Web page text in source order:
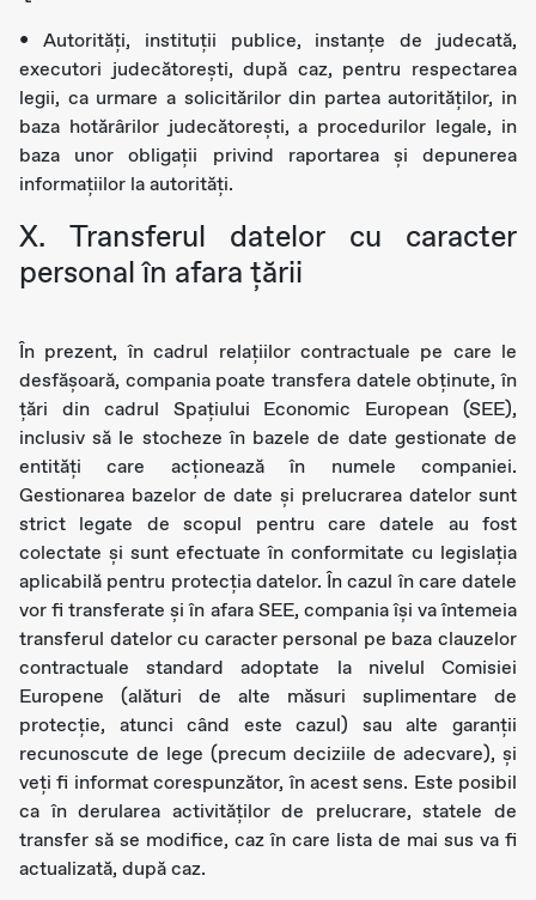
• Autorități, instituții publice, instanțe de judecată,
executori judecătorești, după caz, pentru respectarea
legii, ca urmare a solicitărilor din partea autorităților, in
baza hotărârilor judecătorești, a procedurilor legale, in
baza unor obligații privind raportarea și depunerea
informațiilor la autorități.
X. Transferul datelor cu caracter
personal în afara țării
În prezent, în cadrul relațiilor contractuale pe care le
desfășoară, compania poate transfera datele obținute, în
țări din cadrul Spațiului Economic European (SEE),
inclusiv să le stocheze în bazele de date gestionate de
entități care acționează în numele companiei.
Gestionarea bazelor de date și prelucrarea datelor sunt
strict legate de scopul pentru care datele au fost
colectate și sunt efectuate în conformitate cu legislația
aplicabilă pentru protecția datelor. În cazul în care datele
vor fi transferate și în afara SEE, compania își va întemeia
transferul datelor cu caracter personal pe baza clauzelor
contractuale standard adoptate la nivelul Comisiei
Europene (alături de alte măsuri suplimentare de
protecție, atunci când este cazul) sau alte garanții
recunoscute de lege (precum deciziile de adecvare), și
veți fi informat corespunzător, în acest sens. Este posibil
ca în derularea activităților de prelucrare, statele de
transfer să se modifice, caz în care lista de mai sus va fi
actualizată, după caz.